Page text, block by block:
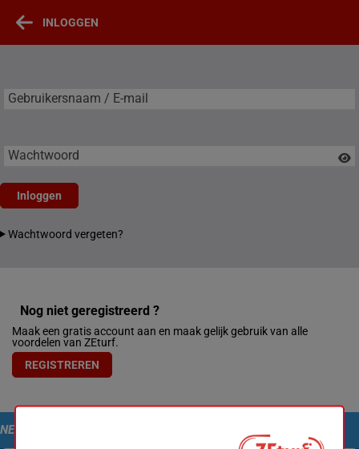
INLOGGEN
Gebruikersnaam / E-mail
Wachtwoord
Inloggen
Wachtwoord vergeten?
Nog niet geregistreerd ?
Maak een gratis account aan en maak gelijk gebruik van alle
voordelen van ZEturf.
REGISTREREN
NEEM CONTACT MET ONS OP